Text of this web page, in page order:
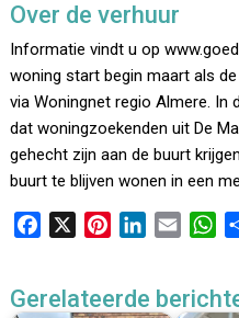
Over de verhuur
Informatie vindt u op
woning start begin maart als
via Woningnet regio Almere. In
dat woningzoekenden uit De
gehecht zijn aan de buurt
buurt te blijven wonen in een
e
t
k
i
W
t
Gerelateerde